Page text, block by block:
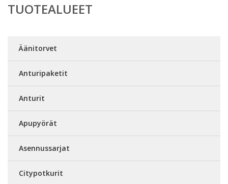
TUOTEALUEET
Äänitorvet
Anturipaketit
Anturit
Apupyörät
Asennussarjat
Citypotkurit